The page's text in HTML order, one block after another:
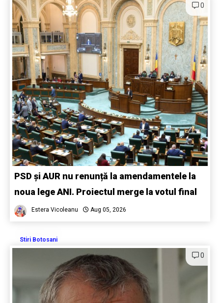
0
PSD și AUR nu renunță la amendamentele la
noua lege ANI. Proiectul merge la votul final
Estera Vicoleanu Aug 05, 2026
Stiri Botosani
0